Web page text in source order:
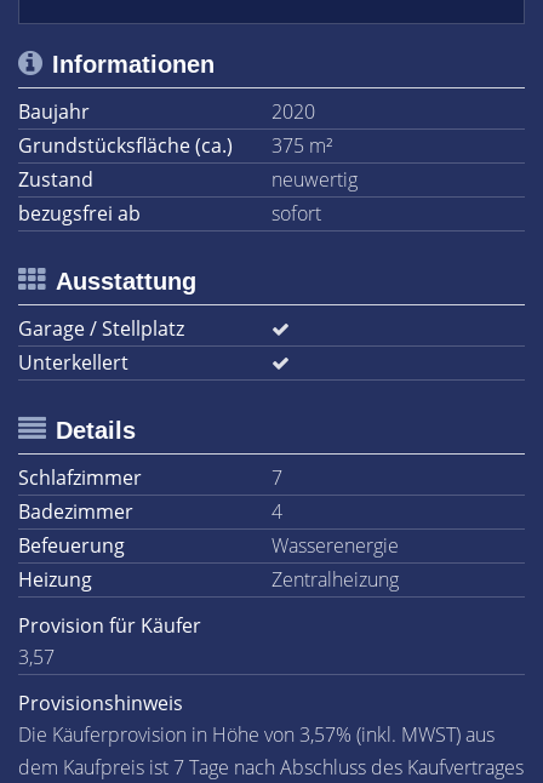
Informationen
Baujahr
2020
Grundstücksfläche (ca.)
375 m²
Zustand
neuwertig
bezugsfrei ab
sofort
Ausstattung
Garage / Stellplatz
Unterkellert
Details
Schlafzimmer
7
Badezimmer
4
Befeuerung
Wasserenergie
Heizung
Zentralheizung
Provision für Käufer
3,57
Provisionshinweis
Die Käuferprovision in Höhe von 3,57% (inkl. MWST) aus
dem Kaufpreis ist 7 Tage nach Abschluss des Kaufvertrages